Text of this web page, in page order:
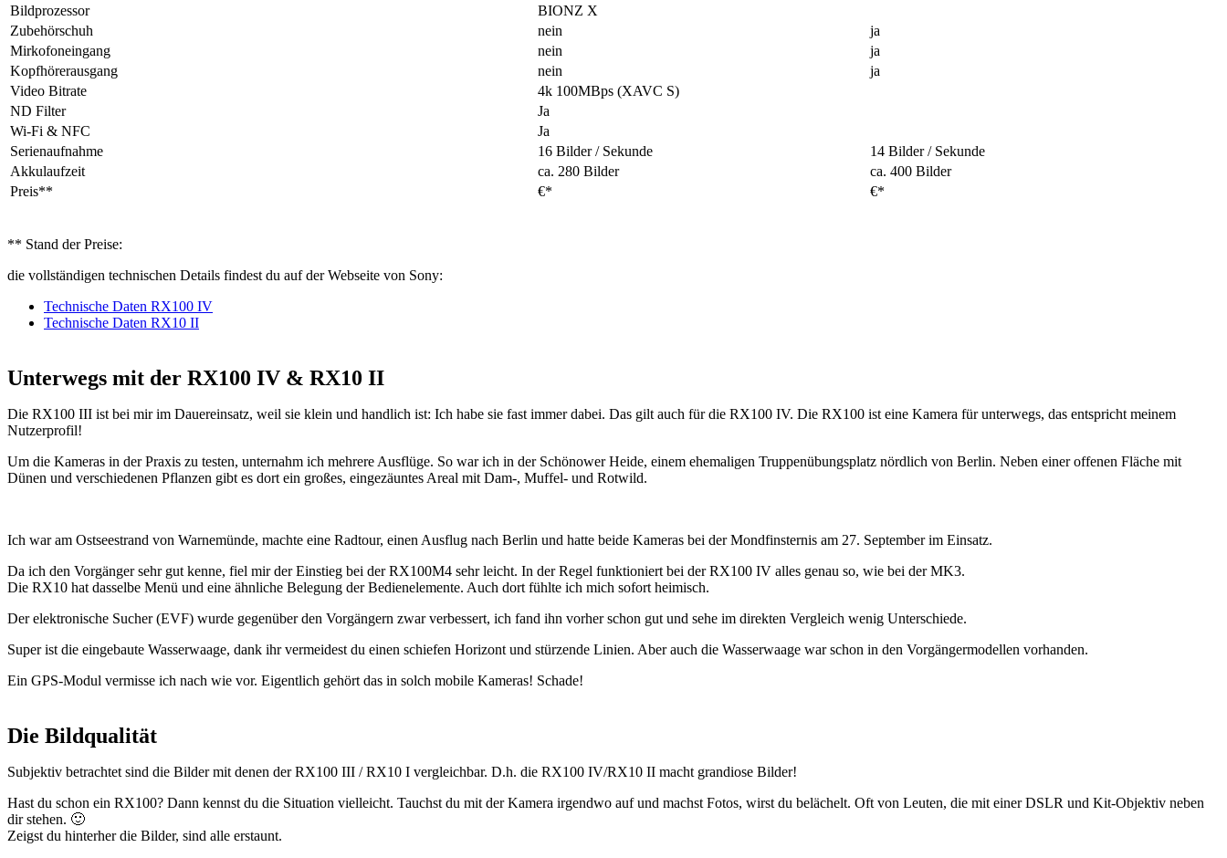
Bildprozessor
BIONZ X
Zubehörschuh
nein
ja
Mirkofoneingang
nein
ja
Kopfhörerausgang
nein
ja
Video Bitrate
4k 100MBps (XAVC S)
ND Filter
Ja
Wi-Fi & NFC
Ja
Serienaufnahme
16 Bilder / Sekunde
14 Bilder / Sekunde
Akkulaufzeit
ca. 280 Bilder
ca. 400 Bilder
Preis**
€* €*
** Stand der Preise:
die vollständigen technischen Details findest du auf der Webseite von Sony:
Technische Daten RX100 IV
Technische Daten RX10 II
Unterwegs mit der RX100 IV & RX10 II
Die RX100 III ist bei mir im Dauereinsatz, weil sie klein und handlich ist: Ich habe sie fast immer dabei. Das gilt auch für die RX100 IV. Die RX100 ist eine Kamera für unterwegs, das entspricht meinem
Nutzerprofil!
Um die Kameras in der Praxis zu testen, unternahm ich mehrere Ausflüge. So war ich in der Schönower Heide, einem ehemaligen Truppenübungsplatz nördlich von Berlin. Neben einer offenen Fläche mit
Dünen und verschiedenen Pflanzen gibt es dort ein großes, eingezäuntes Areal mit Dam-, Muffel- und Rotwild.
Ich war am Ostseestrand von Warnemünde, machte eine Radtour, einen Ausflug nach Berlin und hatte beide Kameras bei der Mondfinsternis am 27. September im Einsatz.
Da ich den Vorgänger sehr gut kenne, fiel mir der Einstieg bei der RX100M4 sehr leicht. In der Regel funktioniert bei der RX100 IV alles genau so, wie bei der MK3.
Die RX10 hat dasselbe Menü und eine ähnliche Belegung der Bedienelemente. Auch dort fühlte ich mich sofort heimisch.
Der elektronische Sucher (EVF) wurde gegenüber den Vorgängern zwar verbessert, ich fand ihn vorher schon gut und sehe im direkten Vergleich wenig Unterschiede.
Super ist die eingebaute Wasserwaage, dank ihr vermeidest du einen schiefen Horizont und stürzende Linien. Aber auch die Wasserwaage war schon in den Vorgängermodellen vorhanden.
Ein GPS-Modul vermisse ich nach wie vor. Eigentlich gehört das in solch mobile Kameras! Schade!
Die Bildqualität
Subjektiv betrachtet sind die Bilder mit denen der RX100 III / RX10 I vergleichbar. D.h. die RX100 IV/RX10 II macht grandiose Bilder!
Hast du schon ein RX100? Dann kennst du die Situation vielleicht. Tauchst du mit der Kamera irgendwo auf und machst Fotos, wirst du belächelt. Oft von Leuten, die mit einer DSLR und Kit-Objektiv neben
dir stehen. 🙂
Zeigst du hinterher die Bilder, sind alle erstaunt.